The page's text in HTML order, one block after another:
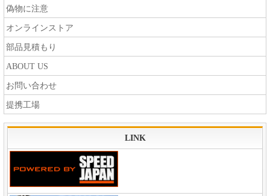
偽物に注意
オンラインストア
部品見積もり
ABOUT US
お問い合わせ
提携工場
LINK